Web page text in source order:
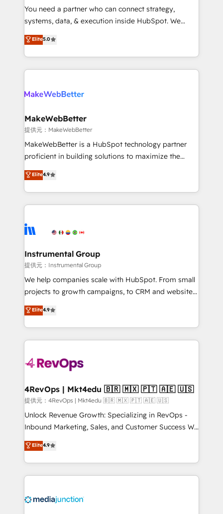
customer lifecycle through seamless integrations,
ensure long-term adoption with change-
and service to drive sustainable growth With 6 key
HubSpot accreditations and experience across
You need a partner who can connect strategy,
systems, data, & execution inside HubSpot. We
bridge the gap where most agencies fall short by
combining GTM strategy with technical execution to
solve the right problem with the right solution. As the
only firm in the world to hold Elite Partner
clients gain a unique advantage in CRM architecture,
market execution. Why B2B Businesses Choose RP: -
Secure: Soc2 compliant 🛡️ - Pricing: Implementations
starting at $1,5k 💵 - Speed: Launch in 14 days ⚡ -
Global: 75+ RPers across five continents 🌐 - Scale:
HubSpot Partner 🪴 - Sales Hub: More
implementations than any other Partner 💻 -
agency for an Ops problem. Don't hire a technical
agency for a growth problem. Hire a partner built to
Elite5.0
MakeWebBetter
提供元：MakeWebBetter
MakeWebBetter is a HubSpot technology partner
proficient in building solutions to maximize the
operational efficiency of HubSpot. The fastest-
growing tech-enabler & facilitator, MakeWebBetter,
hands you the blend of HubSpot expertise &
eminent solutions & integrations. Trust us to
Elite Partners with 10+ years of HubSpot experience
Premier Partner 2023 🌟5 HubSpot Accreditations 🌟
Won HubSpot Theme Challenge 2021 🌟INBOUND’19
HubSpot Rising Star Why us? Harnessing the full
potential of the powerful HubSpot CRM. ✔️A team of
HubSpot experience ✔️Flexible pricing models —
Hourly-fee (assigned one Dedicated HubSpot
requirement). ✔️Helped over 25,000+ customers so
far with our HubSpot solutions. ✔️Bespoke apps &
on-demand bundle services. Connect with us today!
Elite4.9
Instrumental Group
提供元：Instrumental Group
We help companies scale with HubSpot. From small
projects to growth campaigns, to CRM and websites.
Hire an agency that's experienced in every inch of
HubSpot and willing to work hand-in-hand with your
team to simplify the complex and build a better
experience for your team and customers.
Elite4.9
4RevOps | Mkt4edu 🇧🇷 🇲🇽 🇵🇹 🇦🇪 🇺🇸
提供元：4RevOps | Mkt4edu 🇧🇷 🇲🇽 🇵🇹 🇦🇪 🇺🇸
Unlock Revenue Growth: Specializing in RevOps -
Inbound Marketing, Sales, and Customer Success We
specialize in driving revenue growth for companies
across industries through tailored marketing, sales,
and customer success strategies, utilizing RevOps
methodologies. As Latin America's largest HubSpot
offer unparalleled insights. Operating in five
Elite4.9